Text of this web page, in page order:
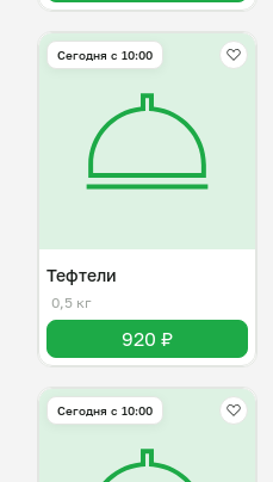
Сегодня с 10:00
Тефтели
0,5 кг
920 ₽
Сегодня с 10:00